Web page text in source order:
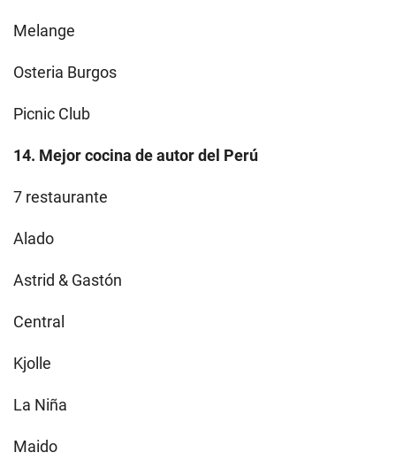
Melange
Osteria Burgos
Picnic Club
14. Mejor cocina de autor del Perú
7 restaurante
Alado
Astrid & Gastón
Central
Kjolle
La Niña
Maido